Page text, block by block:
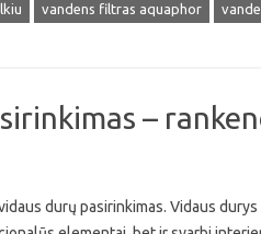
vandens filtras aquaphor
–
durų pasirinkimas. Vidaus